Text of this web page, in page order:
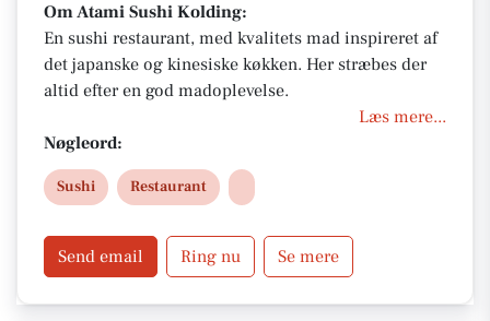
Om Atami Sushi Kolding:
En sushi restaurant, med kvalitets mad inspireret af
det japanske og kinesiske køkken. Her stræbes der
altid efter en god madoplevelse.
Læs mere...
Nøgleord:
Sushi Restaurant
Send email Ring nu Se mere